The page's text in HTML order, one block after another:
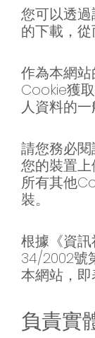
您可以透
的下載，從
作為本網
Cookie獲
人資料的一
請您務必
您的裝置
所有其他
裝。
根據《資
34/2002號
本網站，即
負責實